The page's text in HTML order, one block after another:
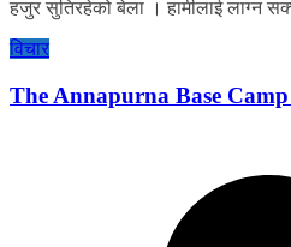
हजुर सुतिरहेको बेला । हामीलाई लाग्न
विचार
The Annapurna Base